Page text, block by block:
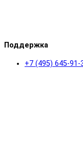
Поддержка
+7 (495) 645-91-